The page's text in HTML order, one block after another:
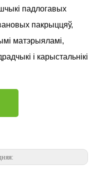
падлогавых
пакрыццяў,
матэрыяламі,
і карыстальнікі